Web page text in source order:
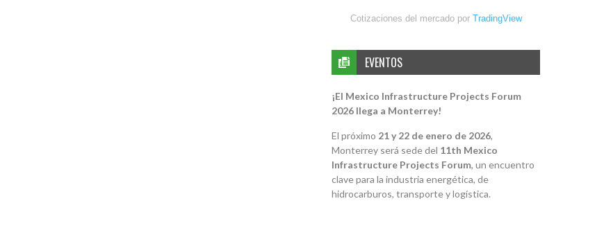
Cotizaciones del mercado por TradingView
EVENTOS
¡El Mexico Infrastructure Projects Forum
2026 llega a Monterrey!
El próximo 21 y 22 de enero de 2026,
Monterrey será sede del 11th Mexico
Infrastructure Projects Forum, un encuentro
clave para la industria energética, de
hidrocarburos, transporte y logística.